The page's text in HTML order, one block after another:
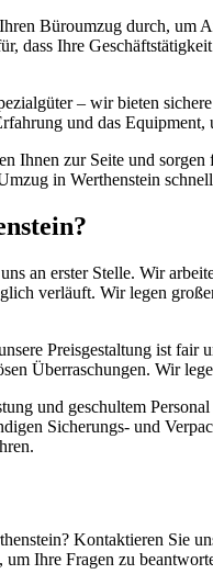
Büroumzug durch, um
dass Ihre
– wir bieten
und das
Ihnen zur Seite und
in Werthenstein
an erster Stelle. Wir
verläuft. Wir legen
Preisgestaltung ist fair
Überraschungen. Wir
und geschultem
Sicherungs- und
Kontaktieren Sie
Ihre Fragen zu